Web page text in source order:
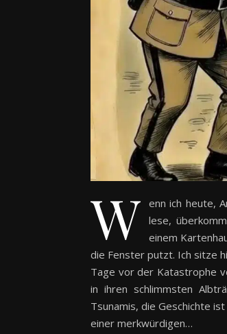
W enn ich heute,
lese,
einem
die Fenster putzt. Ich sitze
Tage vor der Katastrophe
in ihren schlimmsten
Tsunamis, die Geschichte
einer merkwürdigen…